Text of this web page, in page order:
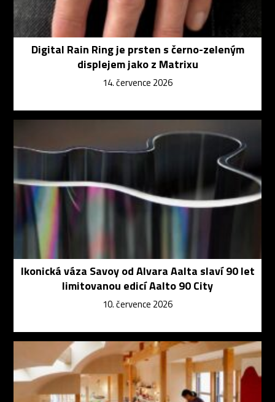
Digital Rain Ring je prsten s černo-zeleným
displejem jako z Matrixu
14. července 2026
Ikonická váza Savoy od Alvara Aalta slaví 90 let
limitovanou edicí Aalto 90 City
10. července 2026